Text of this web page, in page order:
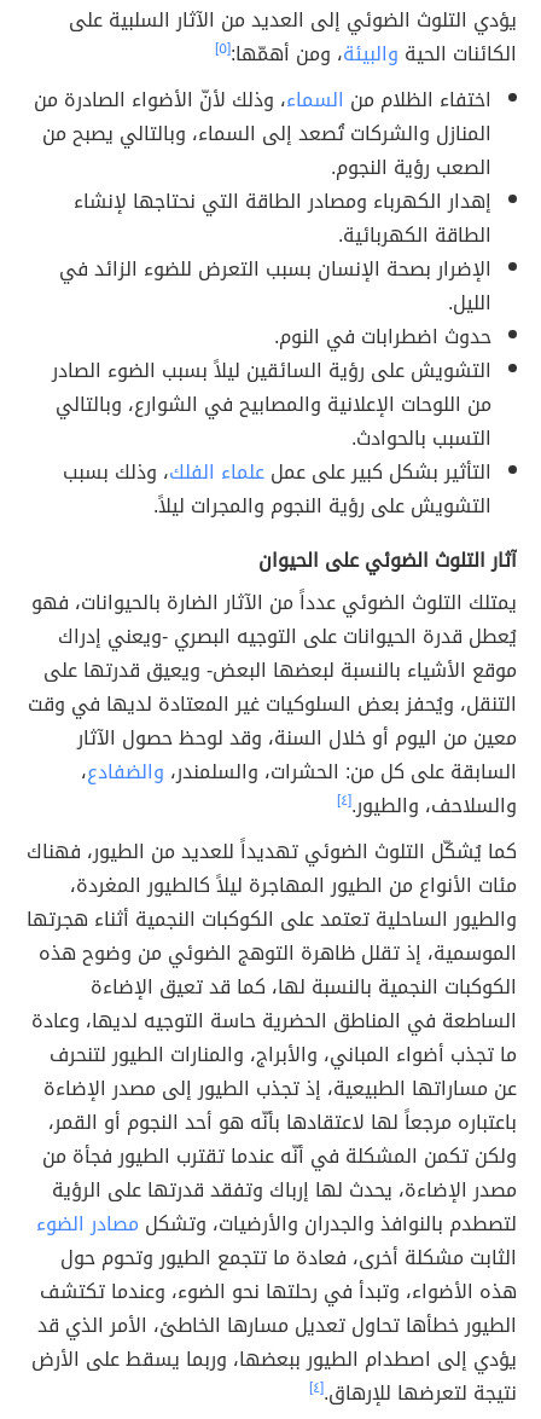
يؤدي التلوث الضوئي إلى العديد من الآثار السلبية على
الكائنات الحية والبيئة، ومن أهمّها:[٥]
اختفاء الظلام من السماء، وذلك لأنّ الأضواء الصادرة من
المنازل والشركات تُصعد إلى السماء، وبالتالي يصبح من
الصعب رؤية النجوم.
إهدار الكهرباء ومصادر الطاقة التي نحتاجها لإنشاء
الطاقة الكهربائية.
الإضرار بصحة الإنسان بسبب التعرض للضوء الزائد في
الليل.
حدوث اضطرابات في النوم.
التشويش على رؤية السائقين ليلاً بسبب الضوء الصادر
من اللوحات الإعلانية والمصابيح في الشوارع، وبالتالي
التسبب بالحوادث.
التأثير بشكل كبير على عملعلماء الفلك، وذلك بسبب
التشويش على رؤية النجوم والمجرات ليلاً.
آثار التلوث الضوئي على الحيوان
يمتلك التلوث الضوئي عدداً من الآثار الضارة بالحيوانات، فهو
يُعطل قدرة الحيوانات على التوجيه البصري -ويعني إدراك
موقع الأشياء بالنسبة لبعضها البعض- ويعيق قدرتها على
التنقل، ويُحفز بعض السلوكيات غير المعتادة لديها في وقت
معين من اليوم أو خلال السنة، وقد لوحظ حصول الآثار
السابقة على كل من: الحشرات، والسلمندر، والضفادع،
والسلاحف، والطيور.[٤]
كما يُشكّل التلوث الضوئي تهديداً للعديد من الطيور، فهناك
مئات الأنواع من الطيور المهاجرة ليلاً كالطيور المغردة،
والطيور الساحلية تعتمد على الكوكبات النجمية أثناء هجرتها
الموسمية، إذ تقلل ظاهرة التوهج الضوئي من وضوح هذه
الكوكبات النجمية بالنسبة لها، كما قد تعيق الإضاءة
الساطعة في المناطق الحضرية حاسة التوجيه لديها، وعادة
ما تجذب أضواء المباني، والأبراج، والمنارات الطيور لتنحرف
عن مساراتها الطبيعية، إذ تجذب الطيور إلى مصدر الإضاءة
باعتباره مرجعاً لها لاعتقادها بأنّه هو أحد النجوم أو القمر،
ولكن تكمن المشكلة في أنّه عندما تقترب الطيور فجأة من
مصدر الإضاءة، يحدث لها إرباك وتفقد قدرتها على الرؤية
لتصطدم بالنوافذ والجدران والأرضيات، وتشكل مصادر الضوء
الثابت مشكلة أخرى، فعادة ما تتجمع الطيور وتحوم حول
هذه الأضواء، وتبدأ في رحلتها نحو الضوء، وعندما تكتشف
الطيور خطأها تحاول تعديل مسارها الخاطئ، الأمر الذي قد
يؤدي إلى اصطدام الطيور ببعضها، وربما يسقط على الأرض
نتيجة لتعرضها للإرهاق.[٤]